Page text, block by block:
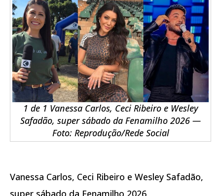
1 de 1 Vanessa Carlos, Ceci Ribeiro e Wesley
Safadão, super sábado da Fenamilho 2026 —
Foto: Reprodução/Rede Social
Vanessa Carlos, Ceci Ribeiro e Wesley Safadão,
super sábado da Fenamilho 2026